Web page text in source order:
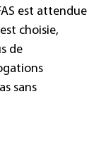
est attendue
choisie,
de
sans